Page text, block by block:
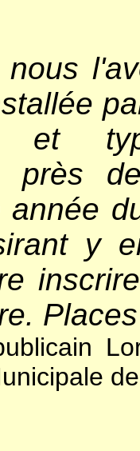
et
près
année
y